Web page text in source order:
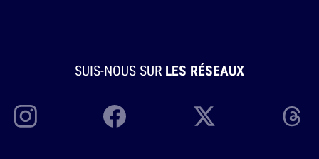
SUIS-NOUS SUR LES RÉSEAUX